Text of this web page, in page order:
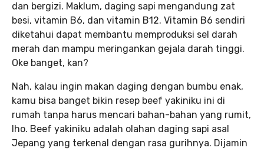
dan bergizi. Maklum, daging sapi mengandung zat
besi, vitamin B6, dan vitamin B12. Vitamin B6 sendiri
diketahui dapat membantu memproduksi sel darah
merah dan mampu meringankan gejala darah tinggi.
Oke banget, kan?
Nah, kalau ingin makan daging dengan bumbu enak,
kamu bisa banget bikin resep beef yakiniku ini di
rumah tanpa harus mencari bahan-bahan yang rumit,
lho. Beef yakiniku adalah olahan daging sapi asal
Jepang yang terkenal dengan rasa gurihnya. Dijamin